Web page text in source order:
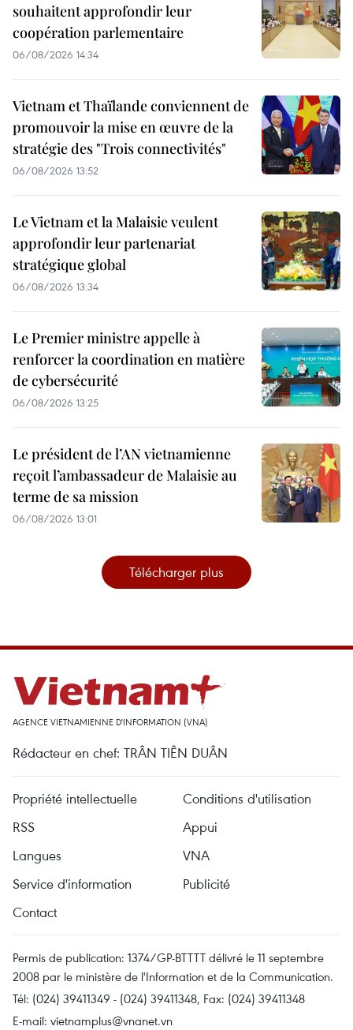
souhaitent approfondir leur
coopération parlementaire
06/08/2026 14:34
Vietnam et Thaïlande conviennent de
promouvoir la mise en œuvre de la
stratégie des "Trois connectivités"
06/08/2026 13:52
Le Vietnam et la Malaisie veulent
approfondir leur partenariat
stratégique global
06/08/2026 13:34
Le Premier ministre appelle à
renforcer la coordination en matière
de cybersécurité
06/08/2026 13:25
Le président de l’AN vietnamienne
reçoit l’ambassadeur de Malaisie au
terme de sa mission
06/08/2026 13:01
Télécharger plus
AGENCE VIETNAMIENNE D'INFORMATION (VNA)
Rédacteur en chef: TRÂN TIÊN DUÂN
Propriété intellectuelle
Conditions d'utilisation
RSS
Appui
Langues
VNA
Service d'information
Publicité
Contact
Permis de publication: 1374/GP-BTTTT délivré le 11 septembre
2008 par le ministère de l'Information et de la Communication.
Tél: (024) 39411349 - (024) 39411348, Fax: (024) 39411348
E-mail: vietnamplus@vnanet.vn